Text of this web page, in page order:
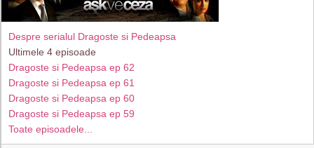
Despre serialul Dragoste si Pedeapsa
Ultimele 4 episoade
Dragoste si Pedeapsa ep 62
Dragoste si Pedeapsa ep 61
Dragoste si Pedeapsa ep 60
Dragoste si Pedeapsa ep 59
Toate episoadele...